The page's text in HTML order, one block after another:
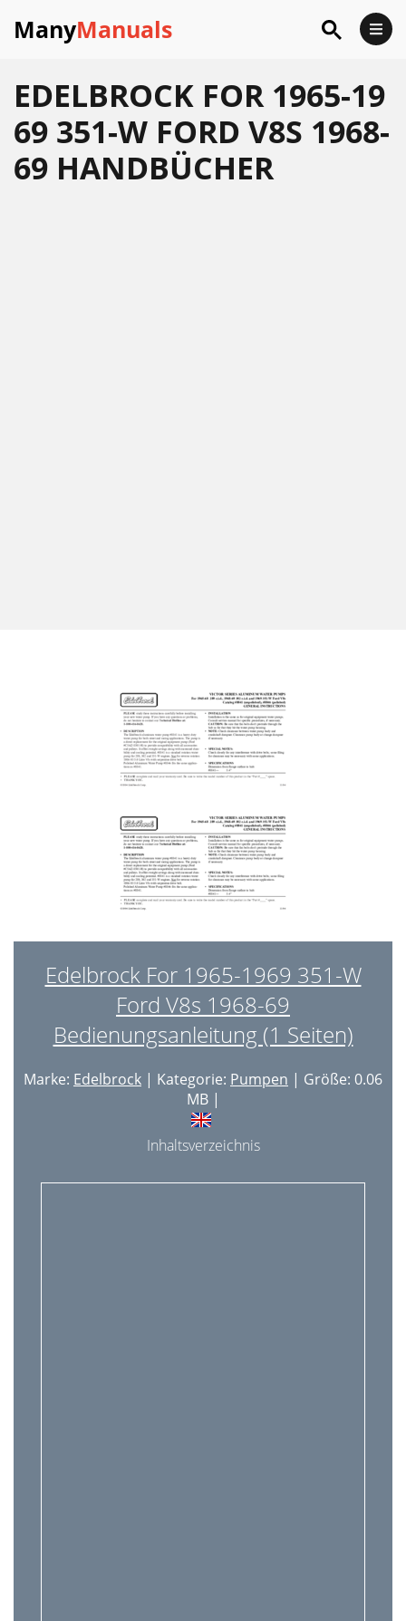
ManyManuals
EDELBROCK FOR 1965-19
69 351-W FORD V8S 1968-
69 HANDBÜCHER
Edelbrock For 1965-1969 351-W
Ford V8s 1968-69
Bedienungsanleitung (1 Seiten)
Marke: Edelbrock | Kategorie: Pumpen | Größe: 0.06
MB |
Inhaltsverzeichnis